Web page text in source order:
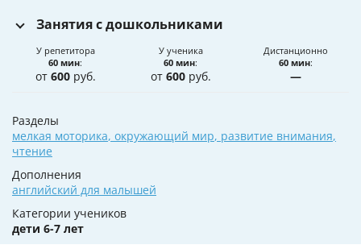
Занятия с дошкольниками
У репетитора
60 мин:
от 600руб.
У ученика
60 мин:
от 600руб.
Дистанционно
60 мин:
—
Разделы
мелкая моторика, окружающий мир, развитие внимания,
чтение
Дополнения
английский для малышей
Категории учеников
дети 6-7 лет